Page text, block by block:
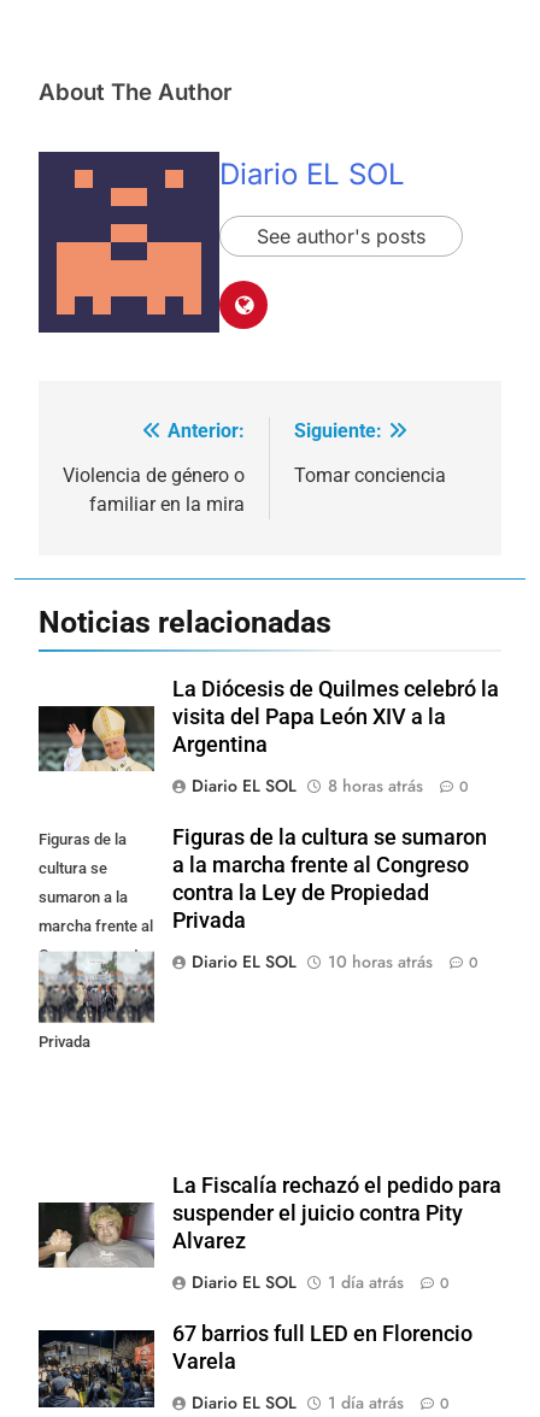
About The Author
Diario EL SOL
See author's posts
Navegación
de
Anterior:
Violencia de género o
familiar en la mira
Siguiente:
Tomar conciencia
Noticias relacionadas
La Diócesis de Quilmes celebró la
visita del Papa León XIV a la
Argentina
Diario EL SOL
8 horas atrás 0
Figuras de la
cultura se
sumaron a la
marcha frente al
Congreso contra
la Ley de
Propiedad
Privada
Figuras de la cultura se sumaron
a la marcha frente al Congreso
contra la Ley de Propiedad
Privada
Diario EL SOL
10 horas atrás 0
La Fiscalía rechazó el pedido para
suspender el juicio contra Pity
Alvarez
Diario EL SOL
1 día atrás 0
67 barrios full LED en Florencio
Varela
Diario EL SOL
1 día atrás 0